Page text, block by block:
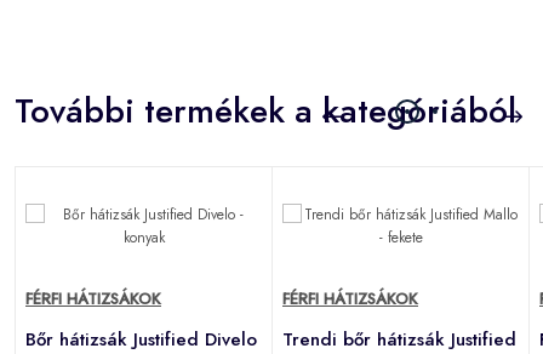
További termékek a kategóriából
FÉRFI HÁTIZSÁKOK
Bőr hátizsák Justified Divelo
FÉRFI HÁTIZSÁKOK
Trendi bőr hátizsák Justified